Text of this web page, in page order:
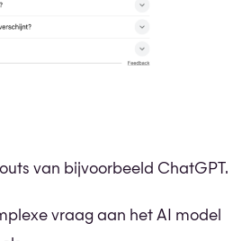
van bijvoorbeeld ChatGPT.
vraag aan het AI model